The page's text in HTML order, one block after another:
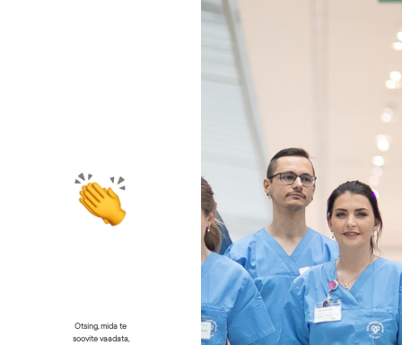
Otsing, mida te
soovite vaadata,